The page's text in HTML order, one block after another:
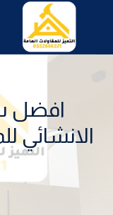
المحتوى
افضل
الانشائي